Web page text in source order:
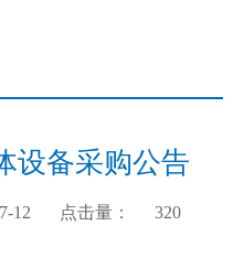
设备采购公告
12 点击量： 320